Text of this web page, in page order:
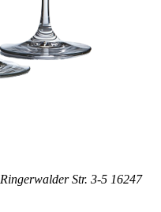
Ringerwalder Str. 3-5 16247